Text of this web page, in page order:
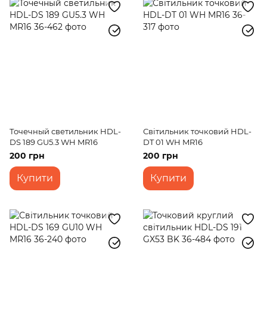
Точечный светильник HDL-
DS 189 GU5.3 WH MR16
200 грн
Купити
Світильник точковий HDL-
DT 01 WH MR16
200 грн
Купити